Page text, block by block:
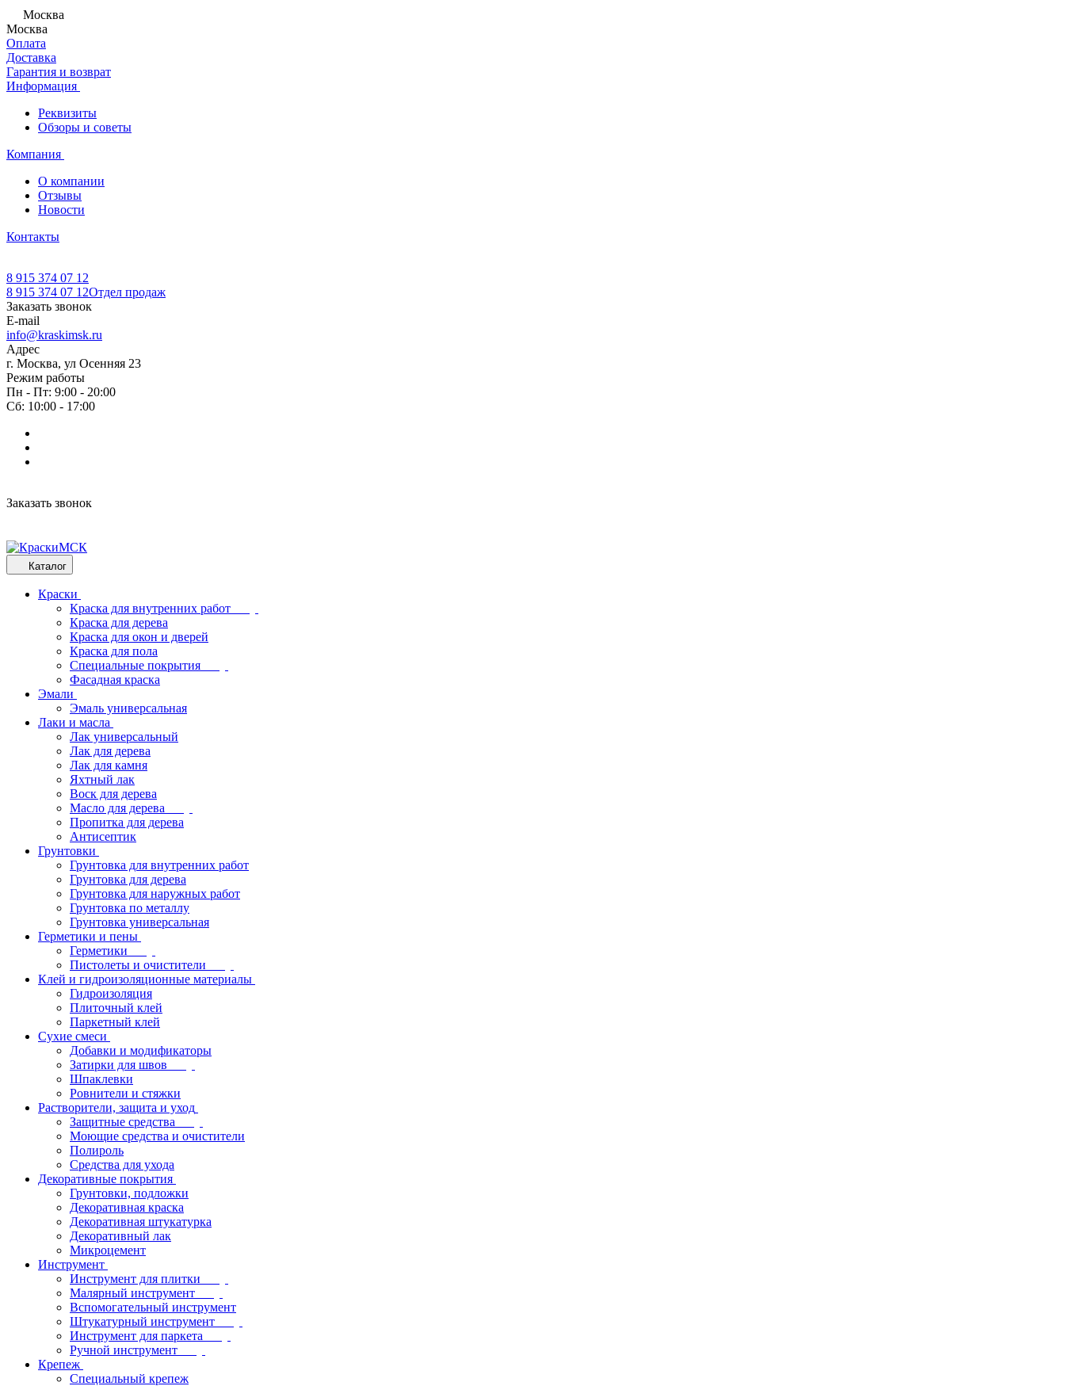
Москва
Москва
Оплата
Доставка
Гарантия и возврат
Информация
Реквизиты
Обзоры и советы
Компания
О компании
Отзывы
Новости
Контакты
8 915 374 07 12
8 915 374 07 12Отдел продаж
Заказать звонок
E-mail
info@kraskimsk.ru
Адрес
г. Москва, ул Осенняя 23
Режим работы
Пн - Пт: 9:00 - 20:00
Сб: 10:00 - 17:00
Заказать звонок
Каталог
Краски
Краска для внутренних работ
Краска для дерева
Краска для окон и дверей
Краска для пола
Специальные покрытия
Фасадная краска
Эмали
Эмаль универсальная
Лаки и масла
Лак универсальный
Лак для дерева
Лак для камня
Яхтный лак
Воск для дерева
Масло для дерева
Пропитка для дерева
Антисептик
Грунтовки
Грунтовка для внутренних работ
Грунтовка для дерева
Грунтовка для наружных работ
Грунтовка по металлу
Грунтовка универсальная
Герметики и пены
Герметики
Пистолеты и очистители
Клей и гидроизоляционные материалы
Гидроизоляция
Плиточный клей
Паркетный клей
Сухие смеси
Добавки и модификаторы
Затирки для швов
Шпаклевки
Ровнители и стяжки
Растворители, защита и уход
Защитные средства
Моющие средства и очистители
Полироль
Средства для ухода
Декоративные покрытия
Грунтовки, подложки
Декоративная краска
Декоративная штукатурка
Декоративный лак
Микроцемент
Инструмент
Инструмент для плитки
Малярный инструмент
Вспомогательный инструмент
Штукатурный инструмент
Инструмент для паркета
Ручной инструмент
Крепеж
Специальный крепеж